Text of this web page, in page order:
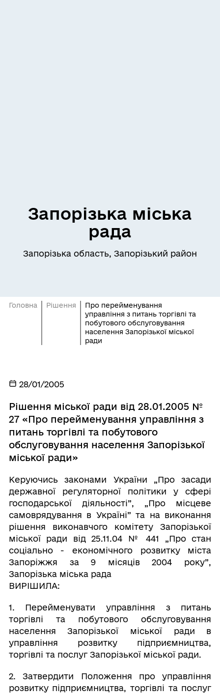
Запорізька міська
рада
Запорізька область, Запорізький район
Головна Рішення
Про перейменування
управління з питань торгівлі та
побутового обслуговування
населення Запорізької міської
ради
28/01/2005
Рішення міської ради від 28.01.2005 №
27 «Про перейменування управління з
питань торгівлі та побутового
обслуговування населення Запорізької
міської ради»
Керуючись законами України „Про засади
державної регуляторної політики у сфері
господарської діяльності”, „Про місцеве
самоврядування в Україні” та на виконання
рішення виконавчого комітету Запорізької
міської ради від 25.11.04 № 441 „Про стан
соціально - економічного розвитку міста
Запоріжжя за 9 місяців 2004 року”,
Запорізька міська рада
ВИРІШИЛА:
1. Перейменувати управління з питань
торгівлі та побутового обслуговування
населення Запорізької міської ради в
управління розвитку підприємництва,
торгівлі та послуг Запорізької міської ради.
2. Затвердити Положення про управління
розвитку підприємництва, торгівлі та послуг